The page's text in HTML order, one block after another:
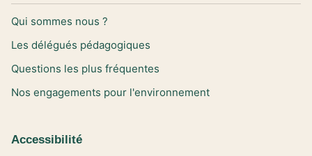
Qui sommes nous ?
Les délégués pédagogiques
Questions les plus fréquentes
Nos engagements pour l'environnement
Accessibilité